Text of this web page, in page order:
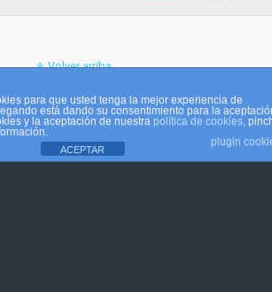
Volver arriba
Escritorio
para que usted tenga la mejor experiencia de
está dando su consentimiento para la
y la aceptación de nuestra política de cookies,
plugin
ACEPTAR